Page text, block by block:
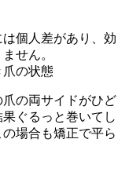
個人差があり、効
せん。
爪の状態
爪の両サイドがひど
ぐるっと巻いてし
場合も矯正で平ら